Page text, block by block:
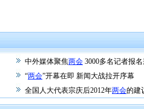
中外媒体聚焦两会 3000多名记者报
“两会”开幕在即 新闻大战拉开序幕
全国人大代表宗庆后2012年两会的建